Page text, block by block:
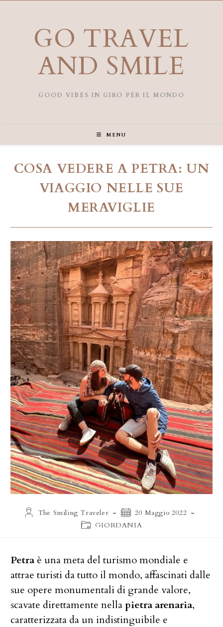
GO TRAVEL
AND SMILE
GOOD VIBES IN GIRO PER IL MONDO
MENU
COSA VEDERE A PETRA: UN
VIAGGIO NELLE SUE
MERAVIGLIE
AutoreThe Smiling Traveler
Articolo
pubblicato:
20 Maggio 2022
Categoria
GIORDANIA
Petra è una meta del turismo mondiale e
attrae turisti da tutto il mondo, affascinati dalle
sue opere monumentali di grande valore,
scavate direttamente nellapietra arenaria,
caratterizzata da un indistinguibile e